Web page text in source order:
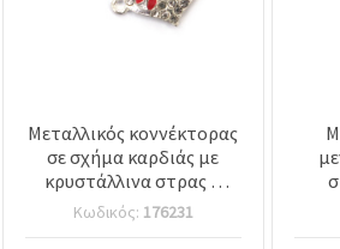
Μεταλλικός κοννέκτορας
σε σχήμα καρδιάς με
κρυστάλλινα στρας &
πασχαλίτσα από σμάλτο,
ασημί χρώμα, 23x11,5x4
Κωδικός: 176231